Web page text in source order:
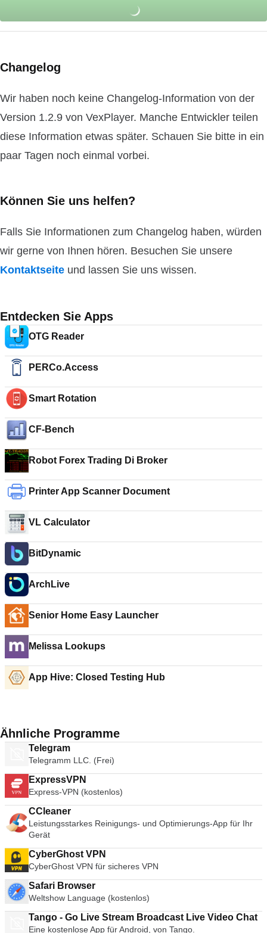
Changelog
Wir haben noch keine Changelog-Information von der
Version 1.2.9 von VexPlayer. Manche Entwickler teilen
diese Information etwas später. Schauen Sie bitte in ein
paar Tagen noch einmal vorbei.
Können Sie uns helfen?
Falls Sie Informationen zum Changelog haben, würden
wir gerne von Ihnen hören. Besuchen Sie unsere
Kontaktseite und lassen Sie uns wissen.
Entdecken Sie Apps
OTG Reader
PERCo.Access
Smart Rotation
CF-Bench
Robot Forex Trading Di Broker
Printer App Scanner Document
VL Calculator
BitDynamic
ArchLive
Senior Home Easy Launcher
Melissa Lookups
App Hive: Closed Testing Hub
Ähnliche Programme
Telegram
Telegramm LLC. (Frei)
ExpressVPN
Express-VPN (kostenlos)
CCleaner
Leistungsstarkes Reinigungs- und Optimierungs-App für Ihr
Gerät
CyberGhost VPN
CyberGhost VPN für sicheres VPN
Safari Browser
Weltshow Language (kostenlos)
Tango - Go Live Stream Broadcast Live Video Chat
Eine kostenlose App für Android, von Tango.